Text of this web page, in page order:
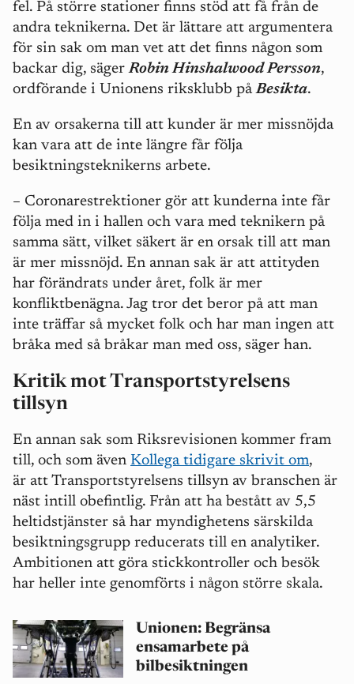
fel. På större stationer finns stöd att få från de
andra teknikerna. Det är lättare att argumentera
för sin sak om man vet att det finns någon som
backar dig, sägerRobin Hinshalwood Persson,
ordförande i Unionens riksklubb påBesikta.
En av orsakerna till att kunder är mer missnöjda
kan vara att de inte längre får följa
besiktningsteknikerns arbete.
– Coronarestrektioner gör att kunderna inte får
följa med in i hallen och vara med teknikern på
samma sätt, vilket säkert är en orsak till att man
är mer missnöjd. En annan sak är att attityden
har förändrats under året, folk är mer
konfliktbenägna. Jag tror det beror på att man
inte träffar så mycket folk och har man ingen att
bråka med så bråkar man med oss, säger han.
Kritik mot Transportstyrelsens
tillsyn
En annan sak som Riksrevisionen kommer fram
till, och som även Kollega tidigare skrivit om,
är att Transportstyrelsens tillsyn av branschen är
näst intill obefintlig. Från att ha bestått av 5,5
heltidstjänster så har myndighetens särskilda
besiktningsgrupp reducerats till en analytiker.
Ambitionen att göra stickkontroller och besök
har heller inte genomförts i någon större skala.
Unionen: Begränsa
ensamarbete på
bilbesiktningen